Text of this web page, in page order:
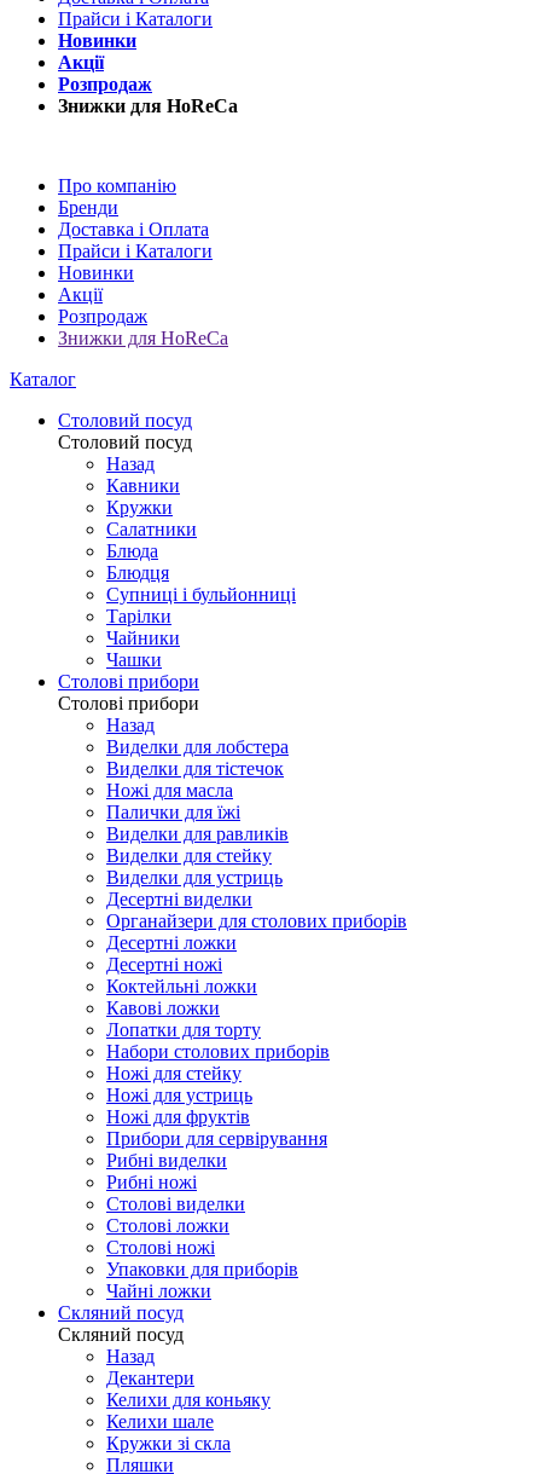
Прайси і Каталоги
Новинки
Акції
Розпродаж
Знижки для HoReCa
Про компанію
Бренди
Доставка і Оплата
Прайси і Каталоги
Новинки
Акції
Розпродаж
Знижки для HoReCa
Каталог
Столовий посуд
Столовий посуд
Назад
Кавники
Кружки
Салатники
Блюда
Блюдця
Супниці і бульйонниці
Тарілки
Чайники
Чашки
Столові прибори
Столові прибори
Назад
Виделки для лобстера
Виделки для тістечок
Ножі для масла
Палички для їжі
Виделки для равликів
Виделки для стейку
Виделки для устриць
Десертні виделки
Органайзери для столових приборів
Десертні ложки
Десертні ножі
Коктейльні ложки
Кавові ложки
Лопатки для торту
Набори столових приборів
Ножі для стейку
Ножі для устриць
Ножі для фруктів
Прибори для сервірування
Рибні виделки
Рибні ножі
Столові виделки
Столові ложки
Столові ножі
Упаковки для приборів
Чайні ложки
Скляний посуд
Скляний посуд
Назад
Декантери
Келихи для коньяку
Келихи шале
Кружки зі скла
Пляшки